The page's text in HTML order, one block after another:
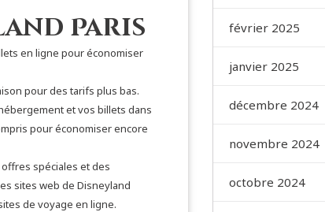
Paris
en ligne pour économiser
pour des tarifs plus bas.
et vos billets dans
pour économiser encore
spéciales et des
sites web de Disneyland
de voyage en ligne.
février 2025
janvier 2025
décembre 2024
novembre 2024
octobre 2024